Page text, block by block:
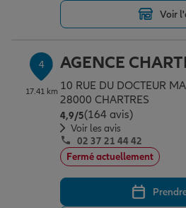
Voir
4
17.41 km
AGENCE
10 RUE DU DOCTEUR
28000 CHARTRES
4,9/5Note de 4.9 sur 5
(164 avis)
Voir les avis
02 37 21 44 42
Fermé actuellement